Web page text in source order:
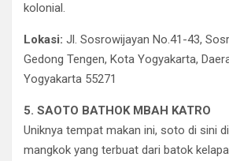
kolonial.
Lokasi: Jl. Sosrowijayan No.41-43,
Gedong Tengen, Kota Yogyakarta,
Yogyakarta 55271
5. SAOTO BATHOK MBAH KATRO
Uniknya tempat makan ini, soto di sini
mangkok yang terbuat dari batok